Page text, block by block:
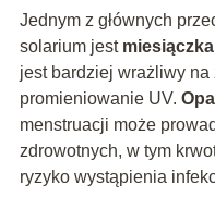
Jednym z głównych
solarium jest miesiączka
jest bardziej wrażliwy na
promieniowanie UV.
menstruacji może
zdrowotnych, w tym
ryzyko wystąpienia